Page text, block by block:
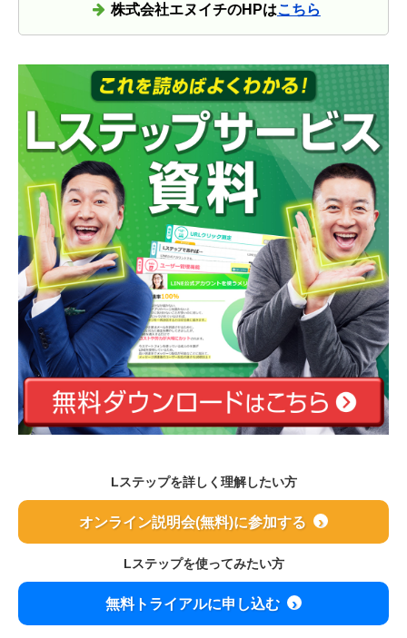
株式会社エヌイチのHPはこちら
Lステップを詳しく理解したい方
オンライン説明会(無料)に参加する
Lステップを使ってみたい方
無料トライアルに申し込む